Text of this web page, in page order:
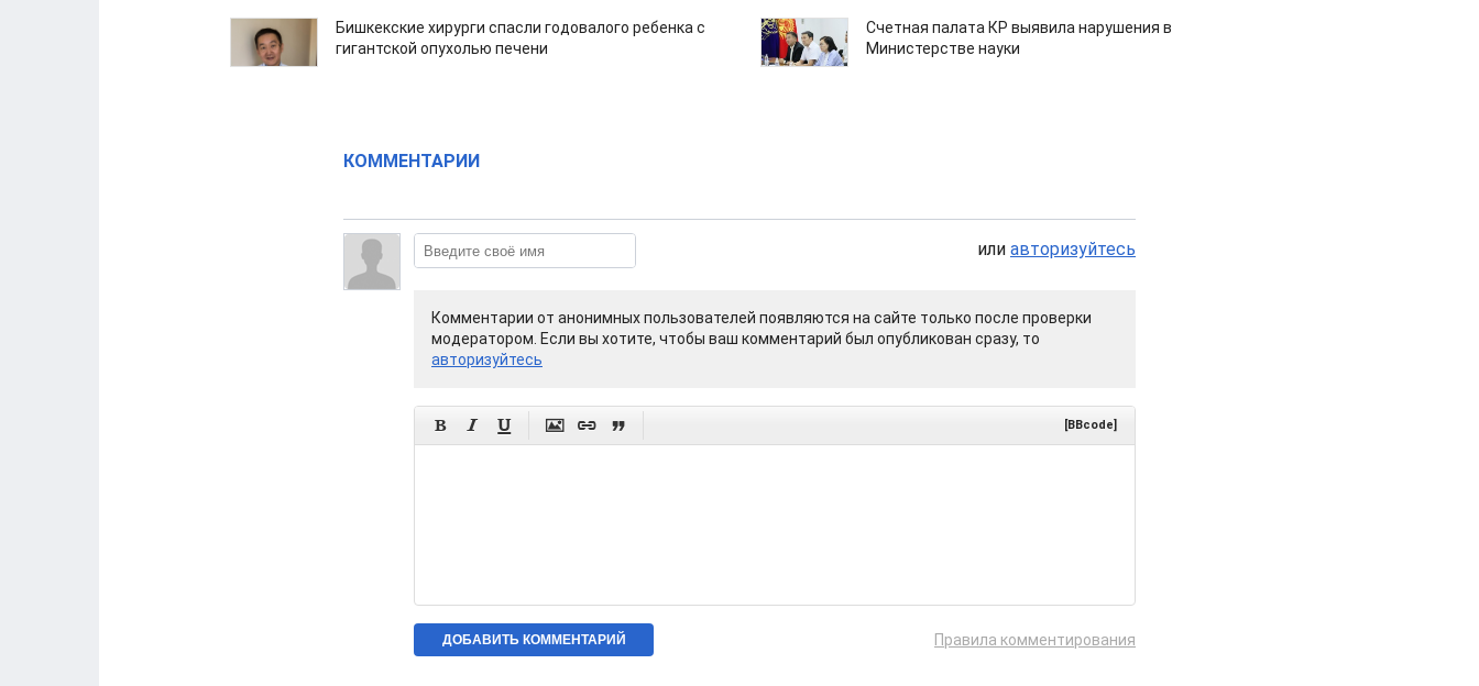
Бишкекские хирурги спасли годовалого ребенка с
гигантской опухолью печени
Счетная палата КР выявила нарушения в
Министерстве науки
КОММЕНТАРИИ
или авторизуйтесь
Комментарии от анонимных пользователей появляются на сайте только после проверки
модератором. Если вы хотите, чтобы ваш комментарий был опубликован сразу, то
авторизуйтесь
      [BBcode]
Правила комментирования